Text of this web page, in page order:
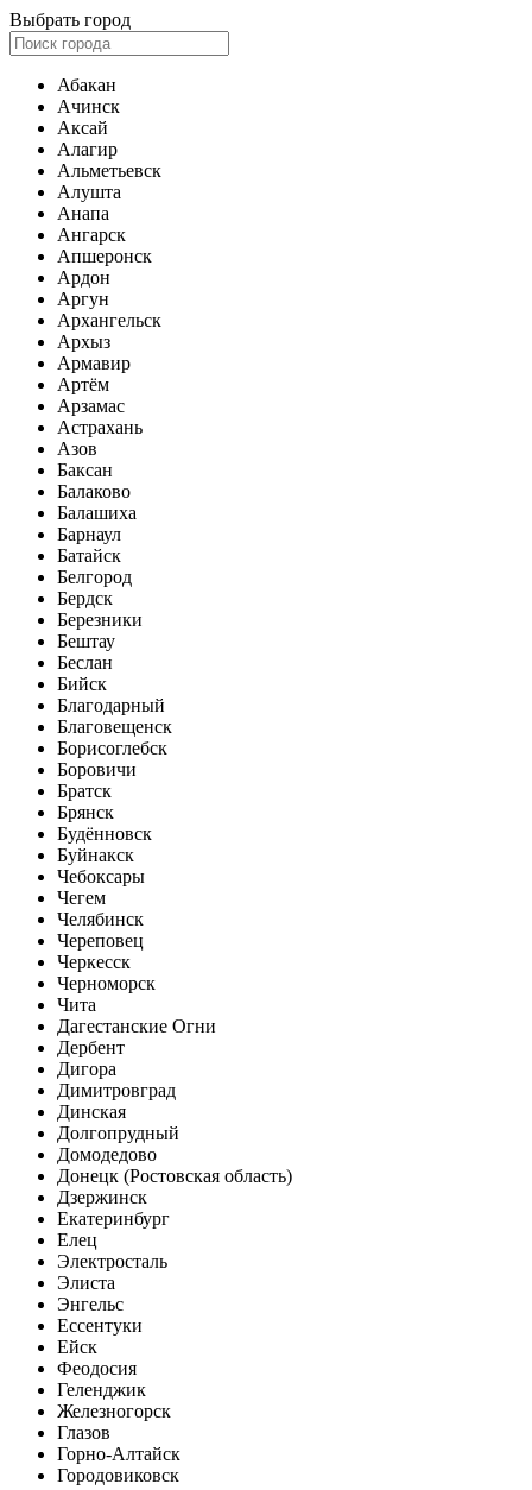
Выбрать город
Абакан
Ачинск
Аксай
Алагир
Альметьевск
Алушта
Анапа
Ангарск
Апшеронск
Ардон
Аргун
Архангельск
Архыз
Армавир
Артём
Арзамас
Астрахань
Азов
Баксан
Балаково
Балашиха
Барнаул
Батайск
Белгород
Бердск
Березники
Бештау
Беслан
Бийск
Благодарный
Благовещенск
Борисоглебск
Боровичи
Братск
Брянск
Будённовск
Буйнакск
Чебоксары
Чегем
Челябинск
Череповец
Черкесск
Черноморск
Чита
Дагестанские Огни
Дербент
Дигора
Димитровград
Динская
Долгопрудный
Домодедово
Донецк (Ростовская область)
Дзержинск
Екатеринбург
Елец
Электросталь
Элиста
Энгельс
Ессентуки
Ейск
Феодосия
Геленджик
Железногорск
Глазов
Горно-Алтайск
Городовиковск